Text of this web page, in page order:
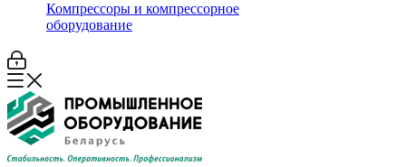
Компрессоры и компрессорное
оборудование